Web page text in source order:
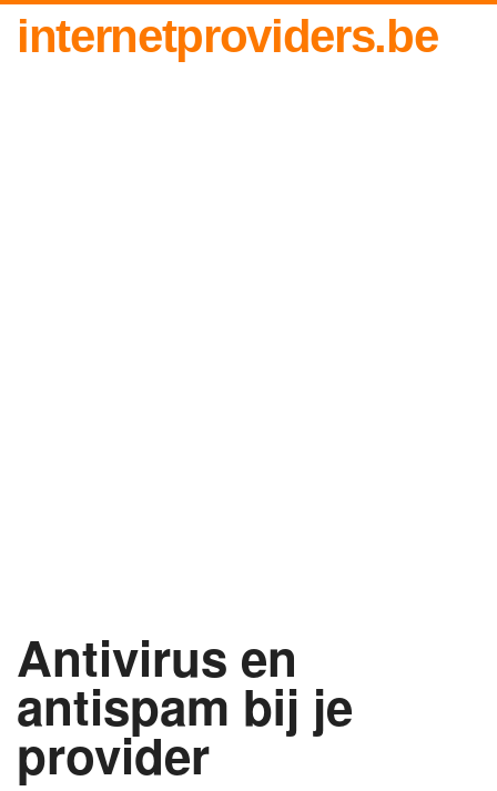
internetproviders.be
Antivirus en
antispam bij je
provider